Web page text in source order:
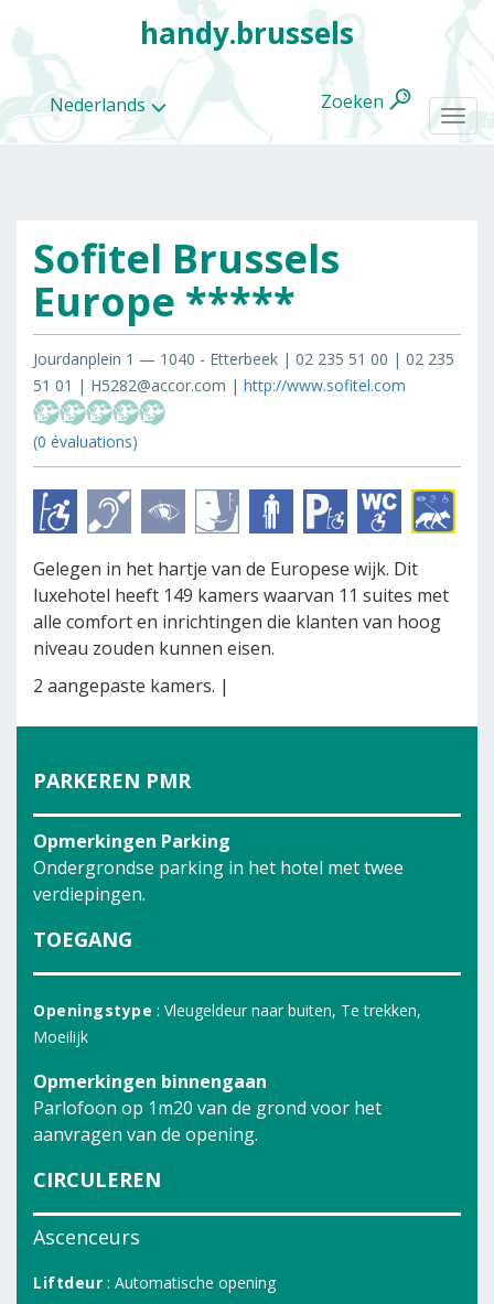
Nederlands
handy.brussels
Zoeken
Sofitel Brussels
Europe *****
Jourdanplein 1 — 1040 - Etterbeek | 02 235 51 00 | 02 235
51 01 | H5282@accor.com | http://www.sofitel.com
(0 évaluations)
Gelegen in het hartje van de Europese wijk. Dit
luxehotel heeft 149 kamers waarvan 11 suites met
alle comfort en inrichtingen die klanten van hoog
niveau zouden kunnen eisen.
2 aangepaste kamers. |
PARKEREN PMR
Opmerkingen Parking
Ondergrondse parking in het hotel met twee
verdiepingen.
TOEGANG
Openingstype : Vleugeldeur naar buiten, Te trekken,
Moeilijk
Opmerkingen binnengaan
Parlofoon op 1m20 van de grond voor het
aanvragen van de opening.
CIRCULEREN
Ascenceurs
Liftdeur : Automatische opening
Alle
categorieën